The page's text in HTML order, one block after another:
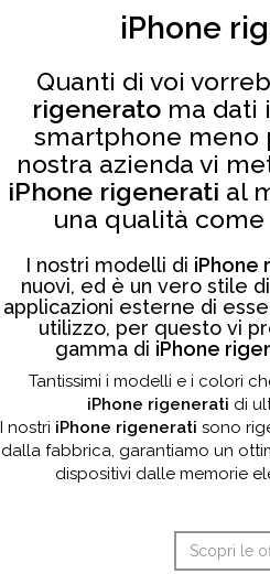
iPhone
Quanti di voi
rigenerato ma dati
smartphone meno
nostra azienda vi
iPhone rigenerati al
una qualità
I nostri modelli di iPhone
nuovi, ed è un vero stile
applicazioni esterne di
utilizzo, per questo vi
gamma di iPhone
Tantissimi i modelli e i colori
iPhone rigenerati di
I nostri iPhone rigenerati sono
dalla fabbrica, garantiamo un
dispositivi dalle memorie
Scopri le